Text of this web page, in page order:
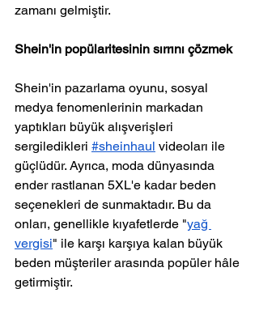
zamanı gelmiştir.
Shein'in popülaritesinin sırrını çözmek
Shein'in pazarlama oyunu, sosyal
medya fenomenlerinin markadan
yaptıkları büyük alışverişleri
sergiledikleri #sheinhaul videoları ile
güçlüdür. Ayrıca, moda dünyasında
ender rastlanan 5XL'e kadar beden
seçenekleri de sunmaktadır. Bu da
onları, genellikle kıyafetlerde "yağ
vergisi" ile karşı karşıya kalan büyük
beden müşteriler arasında popüler hâle
getirmiştir.